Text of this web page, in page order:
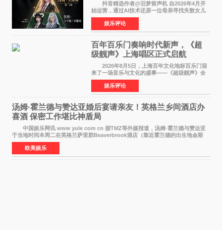
抖音精选作者@旧梦留声机 自2026年4月开
始运营，通过AI技术还原一位母亲寻找失散女儿
的故事，凭借强情感表达获得大量用户关注，发
布仅21小时便获得超1亿曝光、超1000万互动。
此后，账号持续沿
娱乐评论
百年百乐门奏响时代新声，《超
级靓声》上海唱区正式启航
2026年8月5日，上海百年文化地标百乐门迎
来了一场音乐与文化的盛事——《超级靓声》全
国励志音乐公益节目上海唱区新闻发布会暨启动
仪式在此隆重举行。各界领导、嘉宾与媒体朋友
齐聚一堂，共同
娱乐评论
汤姆·霍兰德与赞达亚婚后宴请亲友！英格兰乡间酒店办
喜酒 保密工作堪比神盾局
中国娱乐网讯 www yule com cn 据TMZ等外媒报道，汤姆·霍兰德与赞达亚
于当地时间本周二在英格兰萨里郡Beaverbrook酒店（靠近霍兰德的出生地金斯
顿）举办婚宴，邀请家人与朋友们喝喜酒，庆祝
欧美娱乐